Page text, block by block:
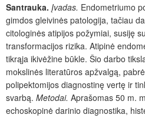
Santrauka. Įvadas. Endometriumo
gimdos gleivinės patologija, tačiau
citologinės atipijos požymiai, susiję
transformacijos rizika. Atipinė
tikrąja ikivėžine būkle. Šio darbo
mokslinės literatūros apžvalgą,
polipektomijos diagnostinę vertę ir
svarbą. Metodai. Aprašomas 50 m.
echoskopinė darinio diagnostika,